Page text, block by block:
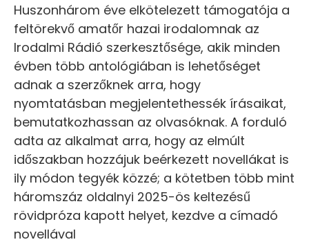
Huszonhárom éve elkötelezett támogatója a
feltörekvő amatőr hazai irodalomnak az
Irodalmi Rádió szerkesztősége, akik minden
évben több antológiában is lehetőséget
adnak a szerzőknek arra, hogy
nyomtatásban megjelentethessék írásaikat,
bemutatkozhassan az olvasóknak. A forduló
adta az alkalmat arra, hogy az elmúlt
időszakban hozzájuk beérkezett novellákat is
ily módon tegyék közzé; a kötetben több mint
háromszáz oldalnyi 2025-ös keltezésű
rövidpróza kapott helyet, kezdve a címadó
novellával